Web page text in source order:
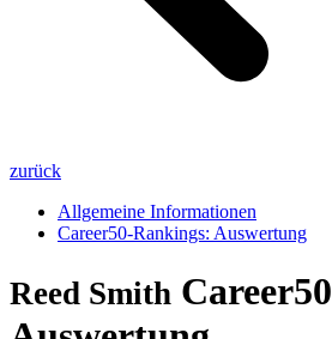
zurück
Allgemeine Informationen
Career50-Rankings: Auswertung
Reed Smith Career50